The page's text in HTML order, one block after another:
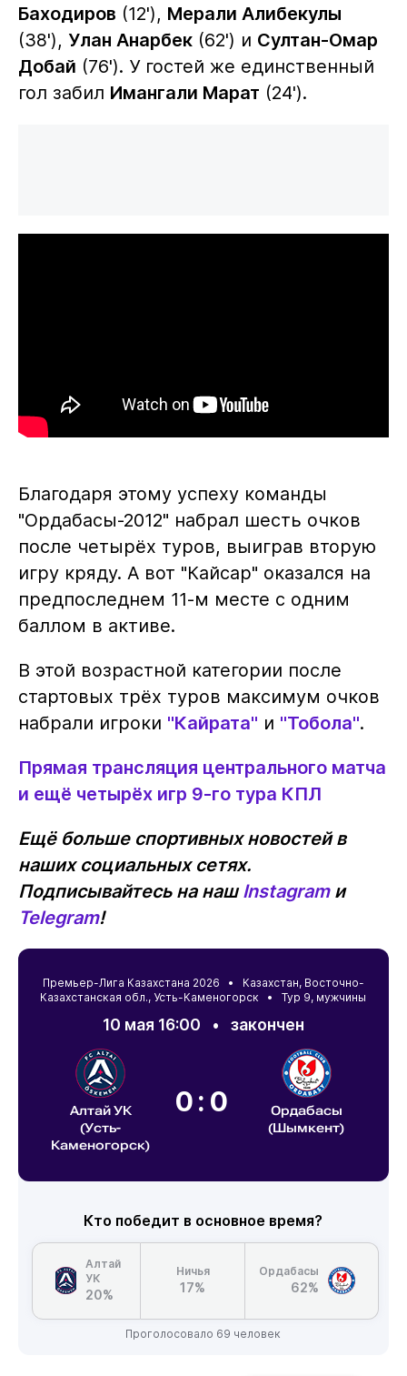
Баходиров (12'), Мерали Алибекулы
(38'), Улан Анарбек(62') и Султан-Омар
Добай (76'). У гостей же единственный
гол забил Имангали Марат (24').
Благодаря этому успеху команды
"Ордабасы-2012" набрал шесть очков
после четырёх туров, выиграв вторую
игру кряду. А вот "Кайсар" оказался на
предпоследнем 11-м месте с одним
баллом в активе.
В этой возрастной категории после
стартовых трёх туров максимум очков
набрали игроки "Кайрата" и "Тобола".
Прямая трансляция центрального матча
и ещё четырёх игр 9-го тура КПЛ
Ещё больше спортивных новостей в
наших социальных сетях.
Подписывайтесь на нашInstagramи
Telegram!
Премьер-Лига Казахстана 2026 • Казахстан, Восточно-
Казахстанская обл., Усть-Каменогорск • Тур 9, мужчины
10 мая 16:00 • закончен
Алтай УК
(Усть-
Каменогорск)
0:0
Ордабасы
(Шымкент)
Кто победит в основное время?
Алтай
УК
20%
Ничья
17%
Ордабасы
62%
Проголосовало 69 человек